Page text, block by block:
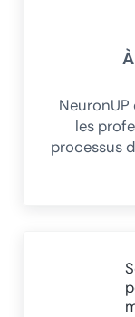
les
processus